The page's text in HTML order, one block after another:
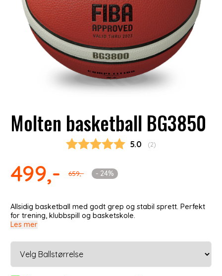
Molten basketball BG3850
5.0 (stemmer:
2)
499,- 659,- - 24%
Allsidig basketball med godt grep og stabil sprett. Perfekt
for trening, klubbspill og basketskole.
Les mer